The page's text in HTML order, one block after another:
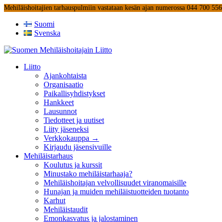
Mehiläishoitajien tarhauspulmiin vastataan kesän ajan numerossa 044 700
Suomi
Svenska
Liitto
Ajankohtaista
Organisaatio
Paikallisyhdistykset
Hankkeet
Lausunnot
Tiedotteet ja uutiset
Liity jäseneksi
Verkkokauppa →
Kirjaudu jäsensivuille
Mehiläistarhaus
Koulutus ja kurssit
Minustako mehiläistarhaaja?
Mehiläishoitajan velvollisuudet viranomaisille
Hunajan ja muiden mehiläistuotteiden tuotanto
Karhut
Mehiläistaudit
Emonkasvatus ja jalostaminen